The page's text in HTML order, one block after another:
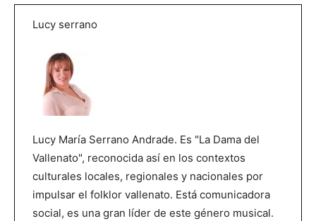
Lucy serrano
Lucy María Serrano Andrade. Es "La Dama del
Vallenato", reconocida así en los contextos
culturales locales, regionales y nacionales por
impulsar el folklor vallenato. Está comunicadora
social, es una gran líder de este género musical.